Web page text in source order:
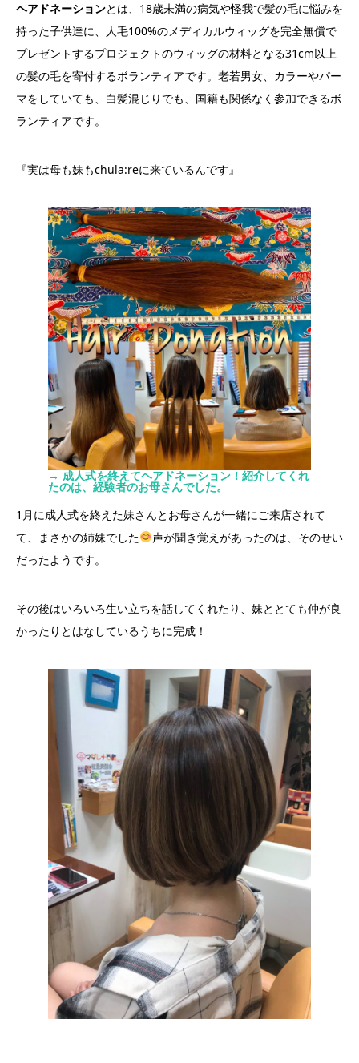
ヘアドネーションとは、18歳未満の病気や怪我で髪の毛に悩みを
持った子供達に、人毛100%のメディカルウィッグを完全無償で
プレゼントするプロジェクトのウィッグの材料となる31cm以上
の髪の毛を寄付するボランティアです。老若男女、カラーやパー
マをしていても、白髪混じりでも、国籍も関係なく参加できるボ
ランティアです。
『実は母も妹もchula:reに来ているんです』
→ 成人式を終えてヘアドネーション！紹介してくれ
たのは、経験者のお母さんでした。
1月に成人式を終えた妹さんとお母さんが一緒にご来店されて
て、まさかの姉妹でした
声が聞き覚えがあったのは、そのせい
だったようです。
その後はいろいろ生い立ちを話してくれたり、妹ととても仲が良
かったりとはなしているうちに完成！